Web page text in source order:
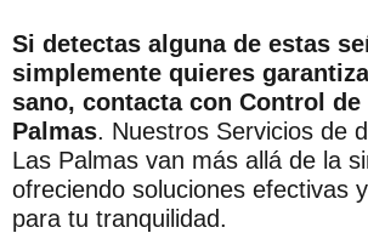
Si detectas alguna de estas
simplemente quieres
sano, contacta con Control de
Palmas. Nuestros Servicios de
Las Palmas van más allá de la
ofreciendo soluciones efectivas
para tu tranquilidad.